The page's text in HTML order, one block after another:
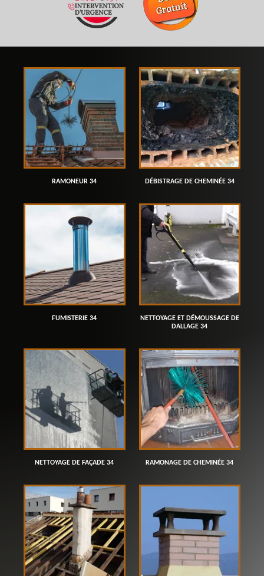
RAMONEUR 34 DÉBISTRAGE DE CHEMINÉE 34
FUMISTERIE 34
NETTOYAGE ET DÉMOUSSAGE DE
DALLAGE 34
NETTOYAGE DE FAÇADE 34 RAMONAGE DE CHEMINÉE 34